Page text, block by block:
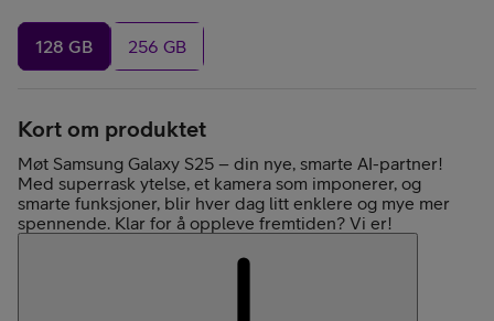
128 GB 256 GB
Kort om produktet
Møt Samsung Galaxy S25 – din nye, smarte AI-partner!
Med superrask ytelse, et kamera som imponerer, og
smarte funksjoner, blir hver dag litt enklere og mye mer
spennende. Klar for å oppleve fremtiden? Vi er!